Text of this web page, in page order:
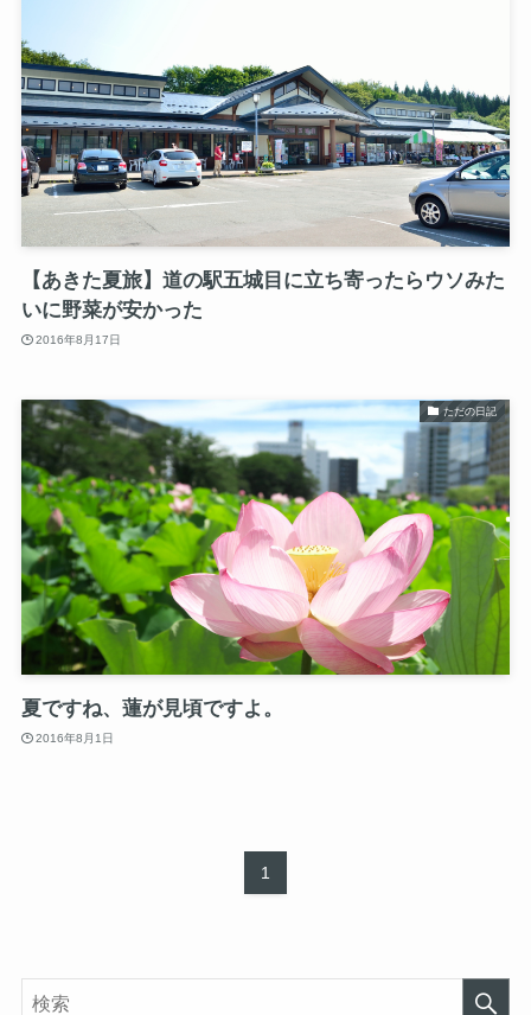
【あきた夏旅】道の駅五城目に立ち寄ったらウソみた
いに野菜が安かった
2016年8月17日
ただの日記
夏ですね、蓮が見頃ですよ。
2016年8月1日
1